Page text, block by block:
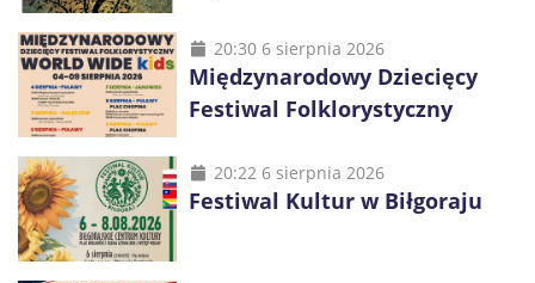
20:30 6 sierpnia 2026
Międzynarodowy Dziecięcy
Festiwal Folklorystyczny
20:22 6 sierpnia 2026
Festiwal Kultur w Biłgoraju